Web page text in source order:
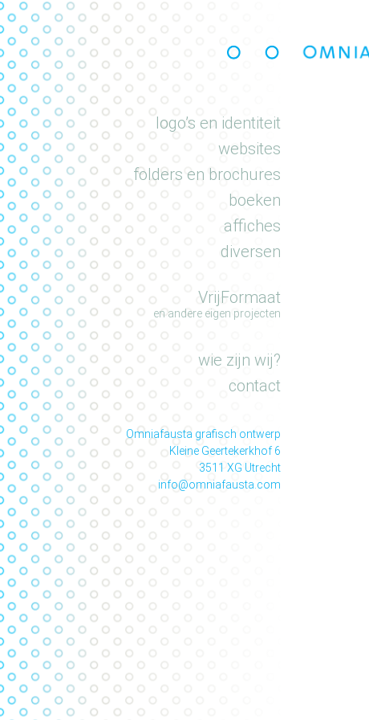
portfolio
logo’s en identiteit
websites
folders en brochures
boeken
affiches
diversen
VrijFormaat
wie zijn wij?
contact
Omniafausta grafisch ontwerp
Kleine Geertekerkhof 6
3511 XG Utrecht
info@omniafausta.com